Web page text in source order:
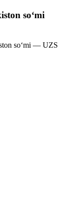
so‘mi
so‘mi — UZS